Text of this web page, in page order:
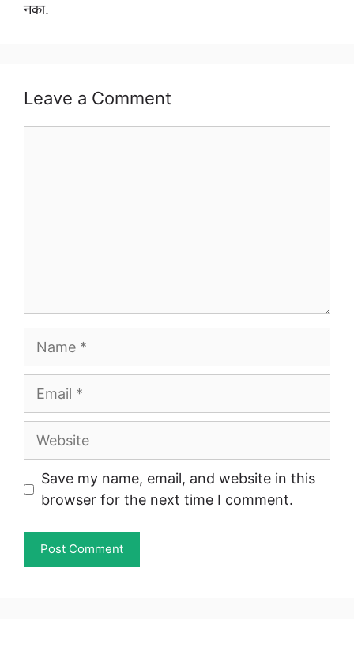
नका.
Leave a Comment
Name
Email
Website
Save my name, email, and website in this
browser for the next time I comment.